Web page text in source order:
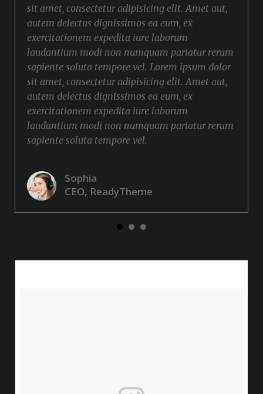
sit amet, consectetur adipisicing elit. Amet aut,
autem delectus dignissimos ea eum, ex
exercitationem expedita iure laborum
laudantium modi non numquam pariatur rerum
sapiente soluta tempore vel. Lorem ipsum dolor
sit amet, consectetur adipisicing elit. Amet aut,
autem delectus dignissimos ea eum, ex
exercitationem expedita iure laborum
laudantium modi non numquam pariatur rerum
sapiente soluta tempore vel.
Sophia
CEO, ReadyTheme